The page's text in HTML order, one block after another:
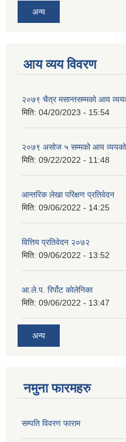
अन्य
आय व्यय विवरण
२०७९ चैत्र मसान्तसम्मको आय
मिति: 04/20/2023 - 15:54
२०७९ असोज ५ सम्मको आय व्ययको
मिति: 09/22/2022 - 11:48
आन्तरिक लेखा परिक्षण प्रतिवेदन
मिति: 09/06/2022 - 14:25
वित्तिय प्रतिवेदन २०७२
मिति: 09/06/2022 - 13:52
आ.ले.प. रिर्पोट कोलेनिका
मिति: 09/06/2022 - 13:47
अन्य
नमुना फारमहरु
सम्पति विवरण फाराम